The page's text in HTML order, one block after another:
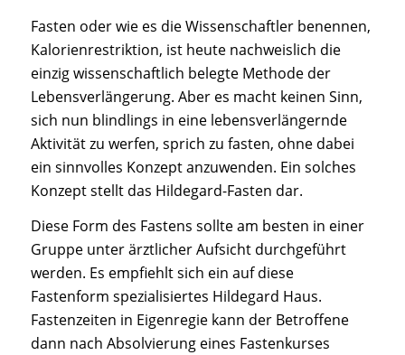
Fasten oder wie es die Wissenschaftler benennen,
Kalorienrestriktion, ist heute nachweislich die
einzig wissenschaftlich belegte Methode der
Lebensverlängerung. Aber es macht keinen Sinn,
sich nun blindlings in eine lebensverlängernde
Aktivität zu werfen, sprich zu fasten, ohne dabei
ein sinnvolles Konzept anzuwenden. Ein solches
Konzept stellt das Hildegard-Fasten dar.
Diese Form des Fastens sollte am besten in einer
Gruppe unter ärztlicher Aufsicht durchgeführt
werden. Es empfiehlt sich ein auf diese
Fastenform spezialisiertes Hildegard Haus.
Fastenzeiten in Eigenregie kann der Betroffene
dann nach Absolvierung eines Fastenkurses